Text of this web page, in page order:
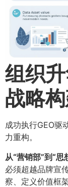
组织
战略
成功执行GEO驱
力重构。
从“营销部”到“
必须超越品牌宣
察、定义价值框